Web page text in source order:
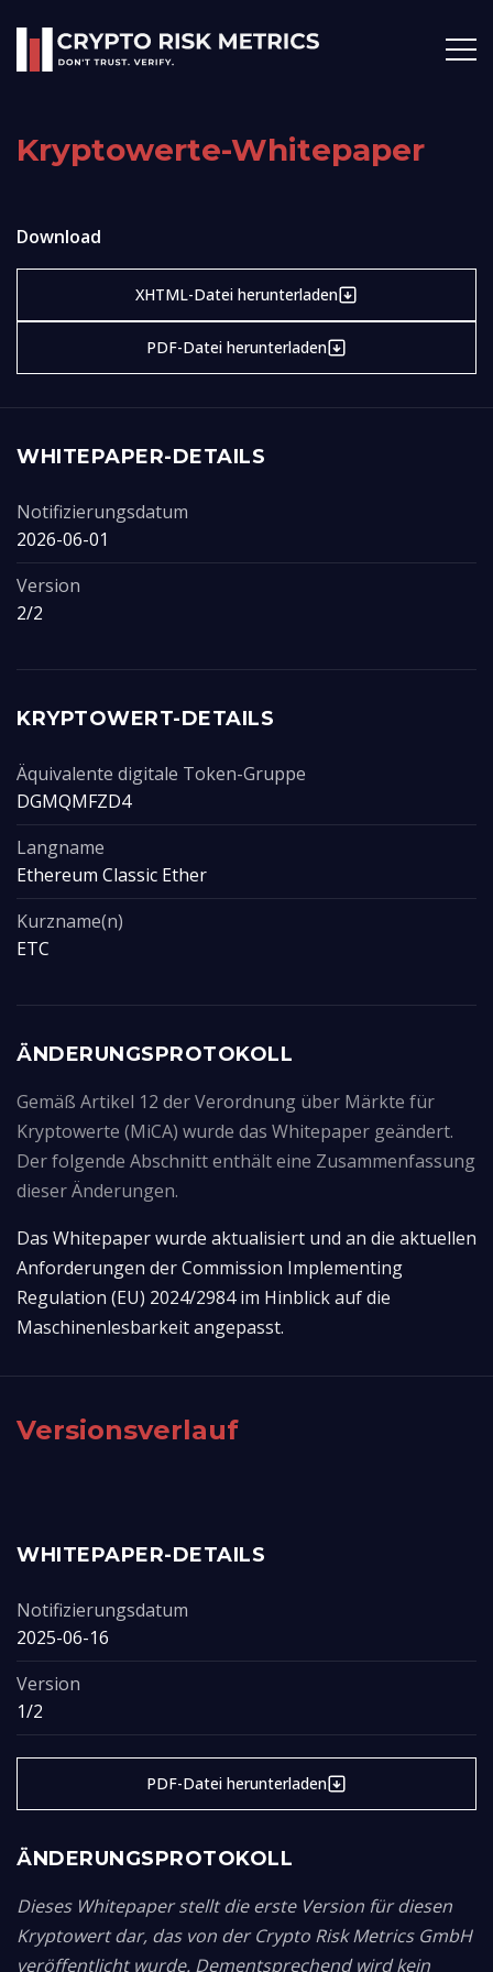
Kryptowerte-Whitepaper
Download
XHTML-Datei herunterladen
PDF-Datei herunterladen
WHITEPAPER-DETAILS
Notifizierungsdatum
2026-06-01
Version
2/2
KRYPTOWERT-DETAILS
Äquivalente digitale Token-Gruppe
DGMQMFZD4
Langname
Ethereum Classic Ether
Kurzname(n)
ETC
ÄNDERUNGSPROTOKOLL
Gemäß Artikel 12 der Verordnung über Märkte für
Kryptowerte (MiCA) wurde das Whitepaper geändert.
Der folgende Abschnitt enthält eine Zusammenfassung
dieser Änderungen.
Das Whitepaper wurde aktualisiert und an die aktuellen
Anforderungen der Commission Implementing
Regulation (EU) 2024/2984 im Hinblick auf die
Maschinenlesbarkeit angepasst.
Versionsverlauf
WHITEPAPER-DETAILS
Notifizierungsdatum
2025-06-16
Version
1/2
PDF-Datei herunterladen
ÄNDERUNGSPROTOKOLL
Dieses Whitepaper stellt die erste Version für diesen
Kryptowert dar, das von der Crypto Risk Metrics GmbH
veröffentlicht wurde. Dementsprechend wird kein